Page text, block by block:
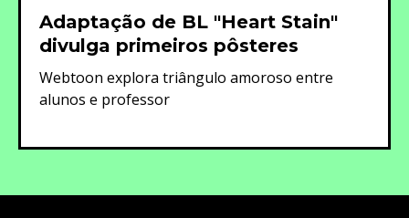
Adaptação de BL "Heart Stain"
divulga primeiros pôsteres
Webtoon explora triângulo amoroso entre
alunos e professor